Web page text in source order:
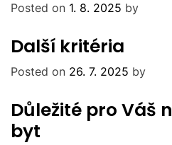
Posted on 1. 8. 2025 by
Další kritéria
Posted on 26. 7. 2025 by
Důležité pro Váš
byt